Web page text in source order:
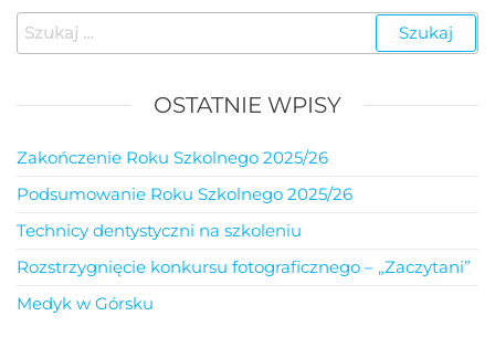
OSTATNIE WPISY
Zakończenie Roku Szkolnego 2025/26
Podsumowanie Roku Szkolnego 2025/26
Technicy dentystyczni na szkoleniu
Rozstrzygnięcie konkursu fotograficznego – „Zaczytani”
Medyk w Górsku